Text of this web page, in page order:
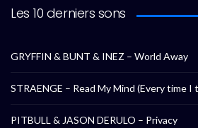
Les 10 derniers sons
GRYFFIN & BUNT & INEZ – World Away
STRAENGE – Read My Mind (Every time I
PITBULL & JASON DERULO – Privacy